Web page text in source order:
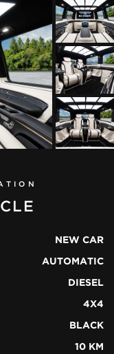
view all
NEW CAR
AUTOMATIC
DIESEL
4X4
BLACK
10 KM